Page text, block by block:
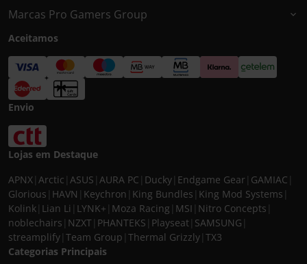
Marcas Pro Gamers Group
Aceitamos
Envio
Lojas em Destaque
APNX Arctic ASUS AURA PC Ducky Endgame Gear GAMIAC
Glorious HAVN Keychron King Bundles King Mod Systems
Kolink Lian Li LYNK+ Moza Racing MSI Nitro Concepts
noblechairs NZXT PHANTEKS Playseat SAMSUNG
streamplify Team Group Thermal Grizzly TX3
Categorias Principais